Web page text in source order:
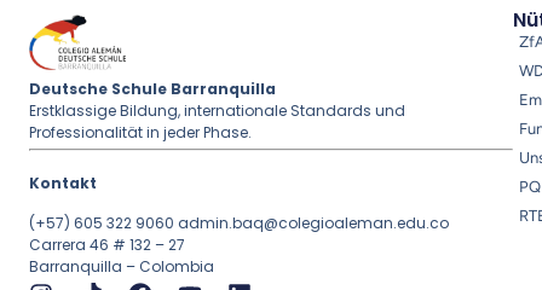
Deutsche Schule Barranquilla
Erstklassige Bildung, internationale Standards und
Professionalität in jeder Phase.
Kontakt
(+57) 605 322 9060 admin.baq@colegioaleman.edu.co
Carrera 46 # 132 – 27
Barranquilla – Colombia